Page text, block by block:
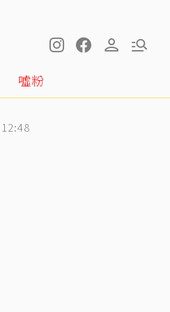
噓粉
12:48